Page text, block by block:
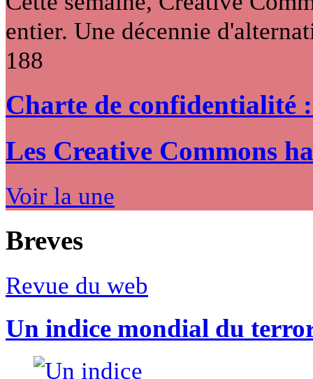
entier. Une décennie
188
Charte de confidentialité
Les Creative Commons
Voir la une
Breves
Revue du web
Un indice mondial du